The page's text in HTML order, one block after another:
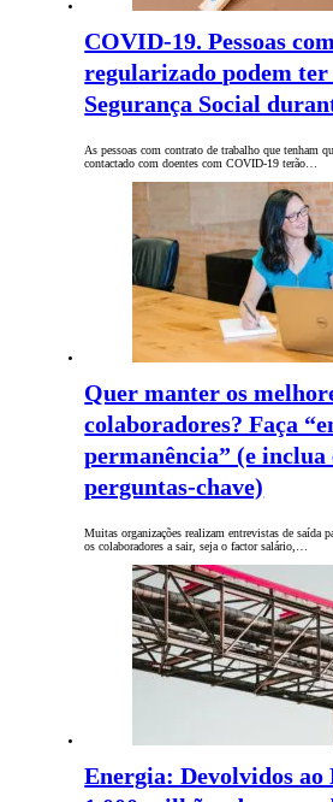
COVID-19. Pessoas
regularizado podem ter
Segurança Social
As pessoas com contrato de trabalho que tenham
contactado com doentes com COVID-19 terão…
Quer manter os
colaboradores? Faça
permanência” (e inclua
perguntas-chave)
Muitas organizações realizam entrevistas de saída
os colaboradores a sair, seja o factor salário,…
Energia: Devolvidos ao